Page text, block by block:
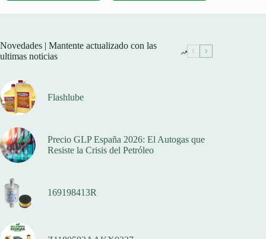
Novedades | Mantente actualizado con las
ultimas noticias
Flashlube
Precio GLP España 2026: El Autogas que
Resiste la Crisis del Petróleo
169198413R